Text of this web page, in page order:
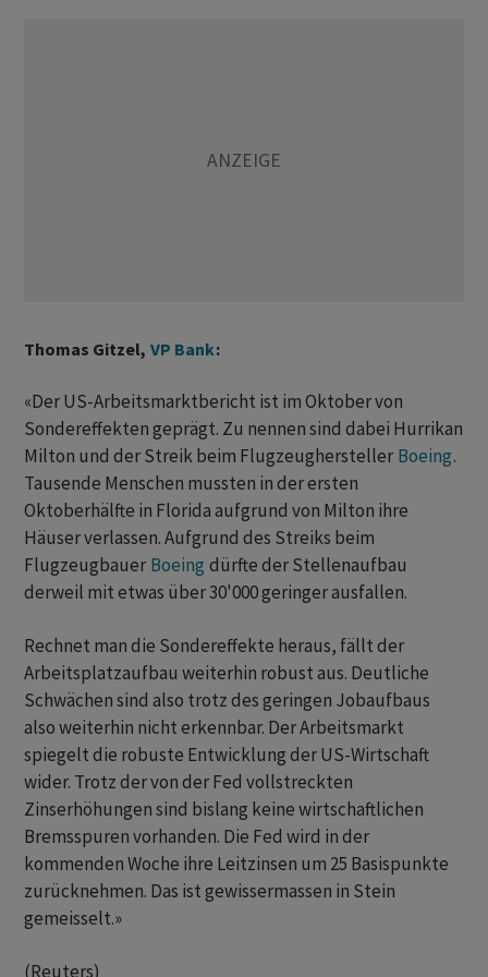
Thomas Gitzel, VP Bank:
«Der US-Arbeitsmarktbericht ist im Oktober von
Sondereffekten geprägt. Zu nennen sind dabei Hurrikan
Milton und der Streik beim Flugzeughersteller Boeing.
Tausende Menschen mussten in der ersten
Oktoberhälfte in Florida aufgrund von Milton ihre
Häuser verlassen. Aufgrund des Streiks beim
Flugzeugbauer Boeing dürfte der Stellenaufbau
derweil mit etwas über 30'000 geringer ausfallen.
Rechnet man die Sondereffekte heraus, fällt der
Arbeitsplatzaufbau weiterhin robust aus. Deutliche
Schwächen sind also trotz des geringen Jobaufbaus
also weiterhin nicht erkennbar. Der Arbeitsmarkt
spiegelt die robuste Entwicklung der US-Wirtschaft
wider. Trotz der von der Fed vollstreckten
Zinserhöhungen sind bislang keine wirtschaftlichen
Bremsspuren vorhanden. Die Fed wird in der
kommenden Woche ihre Leitzinsen um 25 Basispunkte
zurücknehmen. Das ist gewissermassen in Stein
gemeisselt.»
(Reuters)